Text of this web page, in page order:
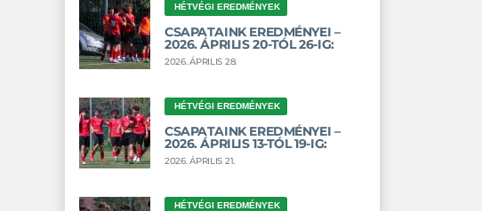
HÉTVÉGI EREDMÉNYEK
CSAPATAINK EREDMÉNYEI –
2026. ÁPRILIS 20-TÓL 26-IG:
2026. ÁPRILIS 28.
HÉTVÉGI EREDMÉNYEK
CSAPATAINK EREDMÉNYEI –
2026. ÁPRILIS 13-TÓL 19-IG:
2026. ÁPRILIS 21.
HÉTVÉGI EREDMÉNYEK